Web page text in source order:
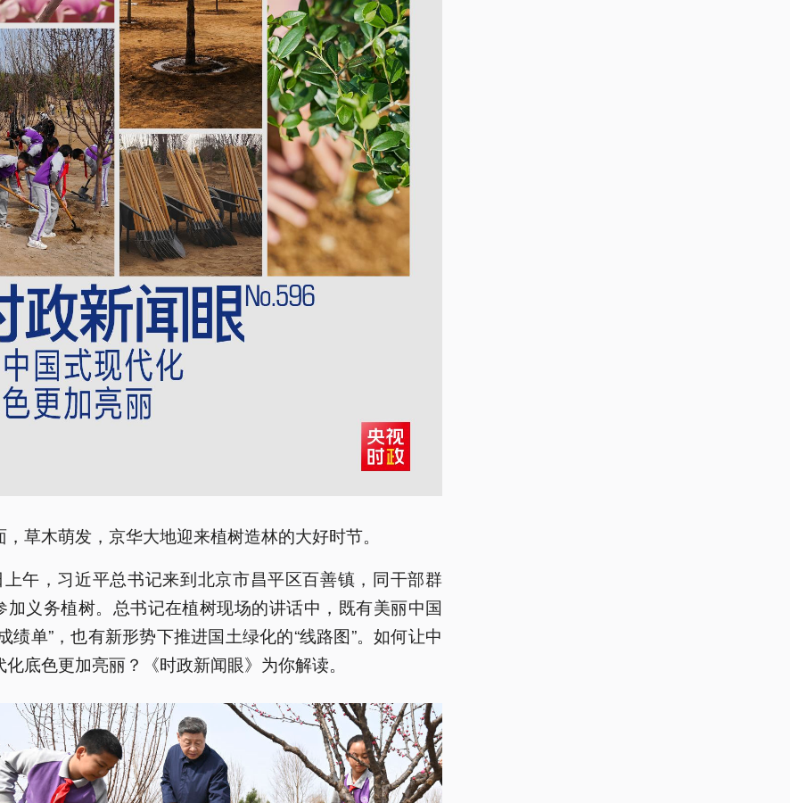
草木萌发，京华大地迎来植树造林的大好时节。
午，习近平总书记来到北京市昌平区百善镇，同干部群
加义务植树。总书记在植树现场的讲话中，既有美丽中国
绩单”，也有新形势下推进国土绿化的“线路图”。如何让中
化底色更加亮丽？《时政新闻眼》为你解读。